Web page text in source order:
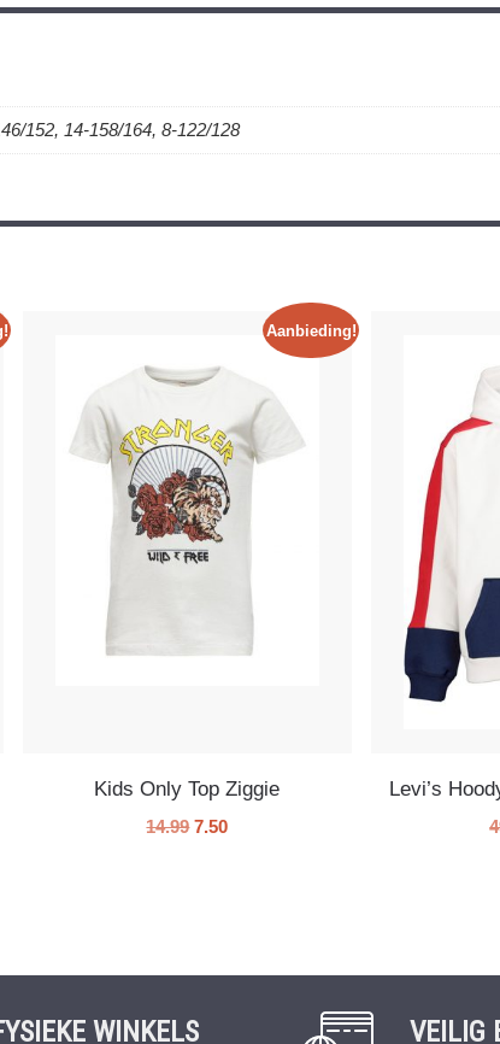
152, 14-158/164, 8-122/128
Aanbieding!
Kids Only Top Ziggie
14.99 7.50
Levi’s
WINKELS VEILIG